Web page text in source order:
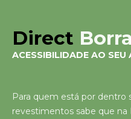
Direct
ACESSIBILIDADE AO SEU
Para quem está por dentro
revestimentos sabe que na